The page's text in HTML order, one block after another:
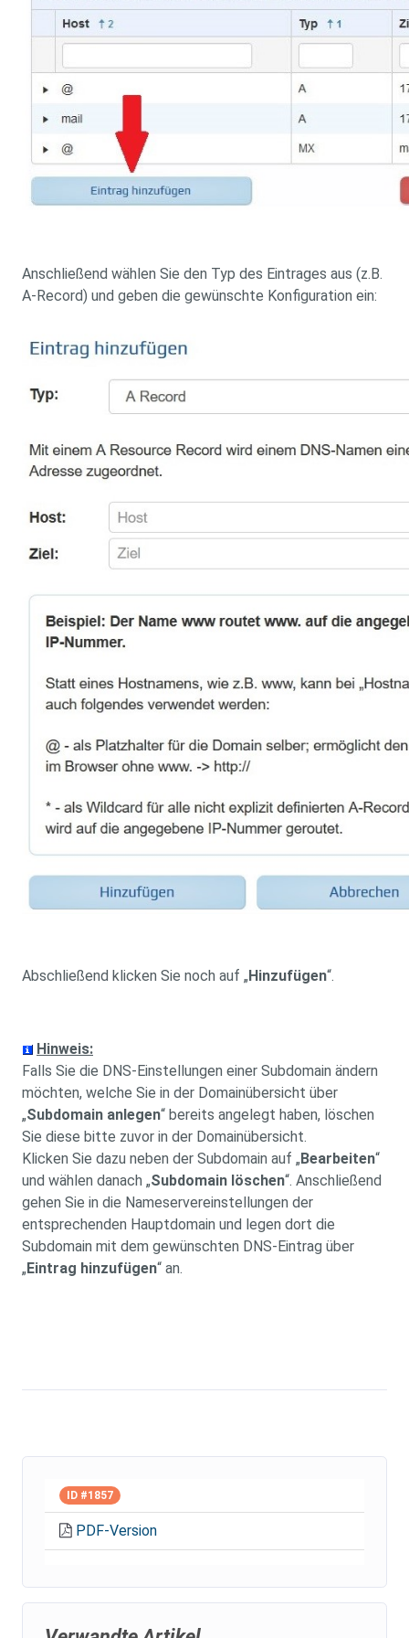
Anschließend wählen Sie den Typ des Eintrages aus (z.B.
A-Record) und geben die gewünschte Konfiguration ein:
Abschließend klicken Sie noch auf „Hinzufügen“.
Hinweis:
Falls Sie die DNS-Einstellungen einer Subdomain ändern
möchten, welche Sie in der Domainübersicht über
„Subdomain anlegen“ bereits angelegt haben, löschen
Sie diese bitte zuvor in der Domainübersicht.
Klicken Sie dazu neben der Subdomain auf „Bearbeiten“
und wählen danach „Subdomain löschen“. Anschließend
gehen Sie in die Nameservereinstellungen der
entsprechenden Hauptdomain und legen dort die
Subdomain mit dem gewünschten DNS-Eintrag über
„Eintrag hinzufügen“ an.
ID #1857
PDF-Version